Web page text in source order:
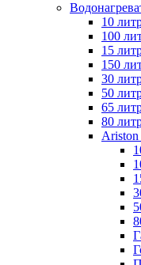
10
100
15
150
30
50
65
80
Ariston